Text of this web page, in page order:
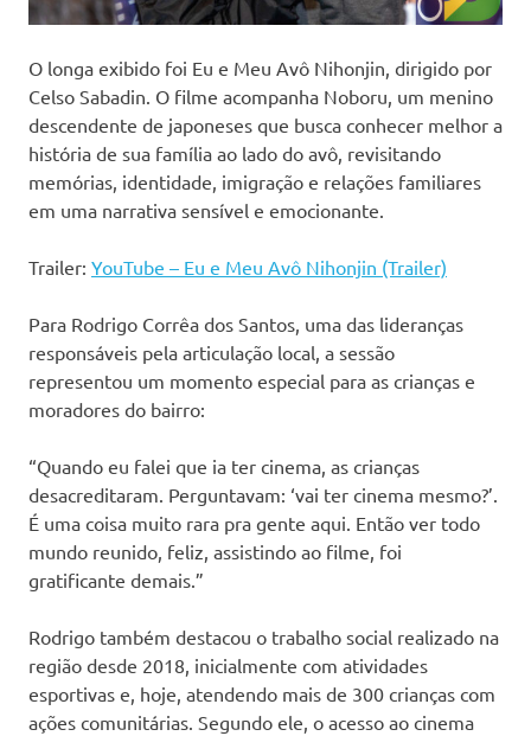
O longa exibido foi Eu e Meu Avô Nihonjin, dirigido por
Celso Sabadin. O filme acompanha Noboru, um menino
descendente de japoneses que busca conhecer melhor a
história de sua família ao lado do avô, revisitando
memórias, identidade, imigração e relações familiares
em uma narrativa sensível e emocionante.
Trailer: YouTube – Eu e Meu Avô Nihonjin (Trailer)
Para Rodrigo Corrêa dos Santos, uma das lideranças
responsáveis pela articulação local, a sessão
representou um momento especial para as crianças e
moradores do bairro:
“Quando eu falei que ia ter cinema, as crianças
desacreditaram. Perguntavam: ‘vai ter cinema mesmo?’.
É uma coisa muito rara pra gente aqui. Então ver todo
mundo reunido, feliz, assistindo ao filme, foi
gratificante demais.”
Rodrigo também destacou o trabalho social realizado na
região desde 2018, inicialmente com atividades
esportivas e, hoje, atendendo mais de 300 crianças com
ações comunitárias. Segundo ele, o acesso ao cinema